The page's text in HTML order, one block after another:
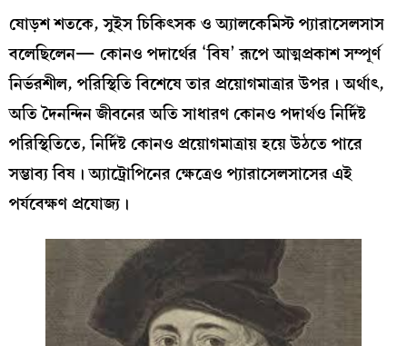
ষোড়শ শতকে, সুইস চিকিৎসক ও অ্যালকেমিস্ট প্যারাসেলসাস
বলেছিলেন— কোনও পদার্থের ‘বিষ’ রূপে আত্মপ্রকাশ সম্পূর্ণ
নির্ভরশীল, পরিস্থিতি বিশেষে তার প্রয়োগমাত্রার উপর। অর্থাৎ,
অতি দৈনন্দিন জীবনের অতি সাধারণ কোনও পদার্থও নির্দিষ্ট
পরিস্থিতিতে, নির্দিষ্ট কোনও প্রয়োগমাত্রায় হয়ে উঠতে পারে
সম্ভাব্য বিষ। অ্যাট্রোপিনের ক্ষেত্রেও প্যারাসেলসাসের এই
পর্যবেক্ষণ প্রযোজ্য।